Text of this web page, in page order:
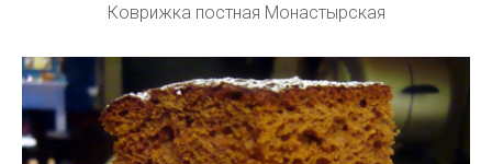
Коврижка постная Монастырская